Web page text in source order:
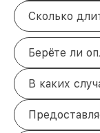
Сколько
Берёте ли
В каких